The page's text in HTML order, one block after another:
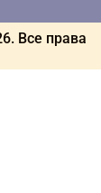
. Все права